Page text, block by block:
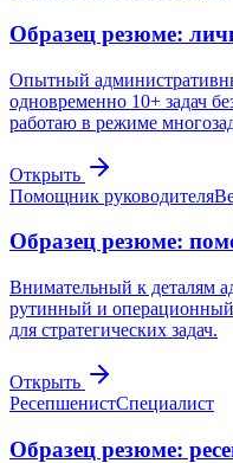
Образец резюме:
Опытный
одновременно 10+ задач
работаю в режиме
Открыть
Помощник руководителя
Образец резюме:
Внимательный к деталям
рутинный и операционный
для стратегических задач.
Открыть
РесепшенистСпециалист
Образец резюме: